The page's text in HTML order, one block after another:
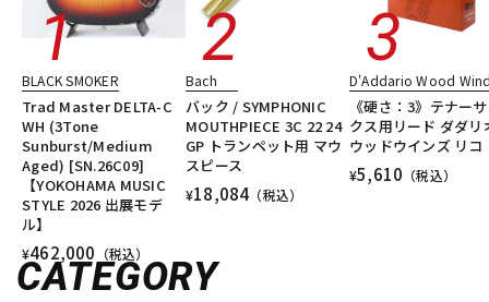
BLACK SMOKER
Trad Master DELTA-C
WH (3Tone
Sunburst/Medium
Aged) [SN.26C09]
【YOKOHAMA MUSIC
STYLE 2026 出展モデ
ル】
¥462,000 （税込）
Bach
バック / SYMPHONIC
MOUTHPIECE 3C 22 24
GP トランペット用 マウ
スピース
¥18,084（税込）
D'Addario Wood
《硬さ：3》テナー
クス用リード ダダリ
ウッドウインズ リコ
¥5,610 （税込）
CATEGORY